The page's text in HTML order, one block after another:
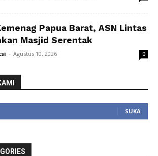
Papua Barat, ASN Lintas
Masjid Serentak
- Agustus 10, 2026 0
SUKA